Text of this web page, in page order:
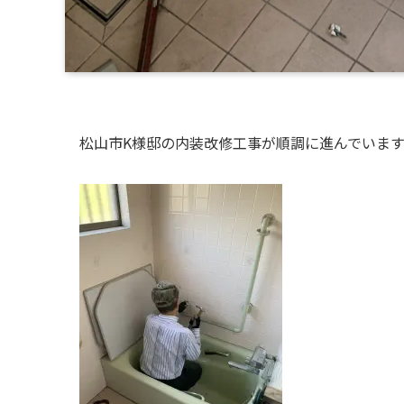
松山市K様邸の内装改修工事が順調に進んでいま